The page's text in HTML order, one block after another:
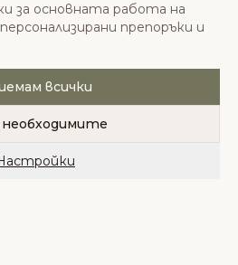
ООД. Всички права
Общи условия
за основната работа на
препоръки и
всички